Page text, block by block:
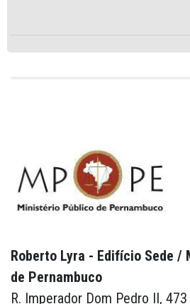
Roberto Lyra - Edifício Sede /
de Pernambuco
R. Imperador Dom Pedro II,